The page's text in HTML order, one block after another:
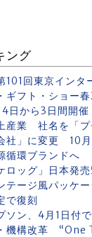
ング
101回東京インタ
ギフト・ショー
日から3日間開催
産業 社名を「プ
社」に変更 10月
循環ブランドへ
ロッグ」日本発
テージ風パッケ
で復刻
ソン、4月1日付
機構改革 “One